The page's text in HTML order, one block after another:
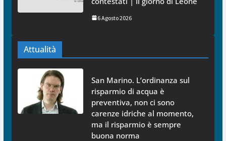
6 Agosto 2026
Attualità
San Marino. L’ordinanza sul
risparmio di acqua è
preventiva, non ci sono
carenze idriche al momento,
ma il risparmio è sempre
buona norma